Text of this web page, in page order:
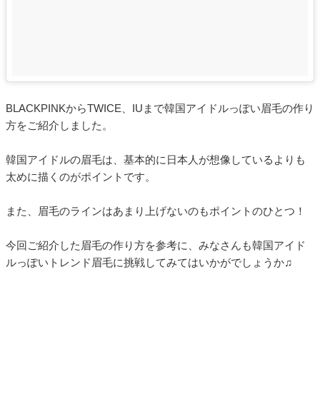
BLACKPINKからTWICE、IUまで韓国アイドルっぽい眉毛の作り
方をご紹介しました。
韓国アイドルの眉毛は、基本的に日本人が想像しているよりも
太めに描くのがポイントです。
また、眉毛のラインはあまり上げないのもポイントのひとつ！
今回ご紹介した眉毛の作り方を参考に、みなさんも韓国アイド
ルっぽいトレンド眉毛に挑戦してみてはいかがでしょうか♫